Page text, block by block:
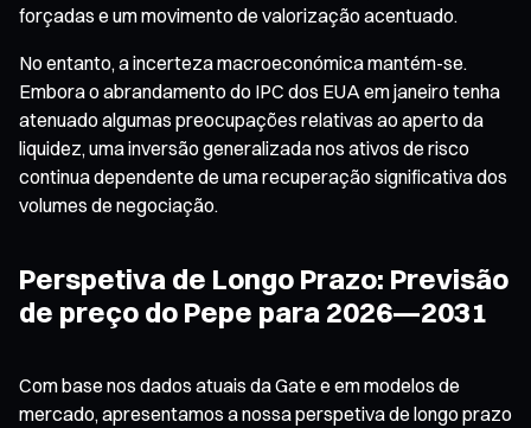
forçadas e um movimento de valorização acentuado.
No entanto, a incerteza macroeconómica mantém-se.
Embora o abrandamento do IPC dos EUA em janeiro tenha
atenuado algumas preocupações relativas ao aperto da
liquidez, uma inversão generalizada nos ativos de risco
continua dependente de uma recuperação significativa dos
volumes de negociação.
Perspetiva de Longo Prazo: Previsão
de preço do Pepe para 2026—2031
Com base nos dados atuais da Gate e em modelos de
mercado, apresentamos a nossa perspetiva de longo prazo